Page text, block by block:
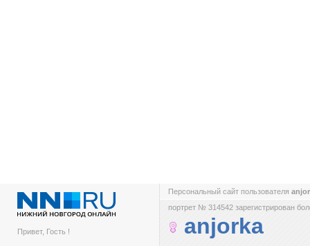
Привет, Гость !
Персональный сайт пользователя
портрет № 314542 зарегистрирован
anjorka